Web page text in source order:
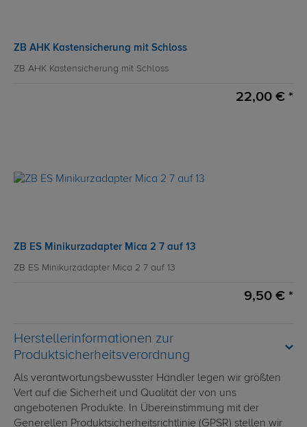
ZB AHK Kastensicherung mit Schloss
ZB AHK Kastensicherung mit Schloss
22,00 € *
ZB ES Minikurzadapter Mica 2 7 auf 13
ZB ES Minikurzadapter Mica 2 7 auf 13
9,50 € *
Herstellerinformationen zur
Produktsicherheitsverordnung
Als verantwortungsbewusster Händler legen wir größten
Vert auf die Sicherheit und Qualität der von uns
angebotenen Produkte. In Übereinstimmung mit der
Generellen Produktsicherheitsrichtlinie (GPSR) stellen wir